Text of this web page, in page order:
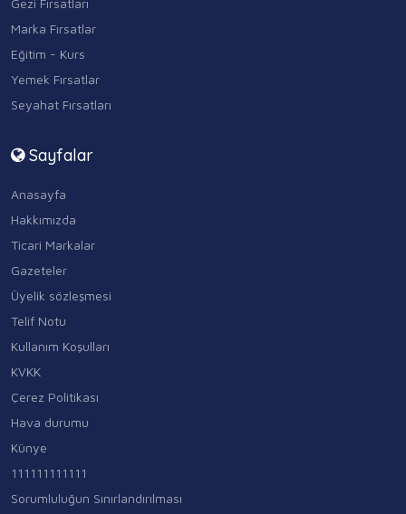
Gezi Fırsatları
Marka Fırsatlar
Eğitim - Kurs
Yemek Fırsatlar
Seyahat Fırsatları
Sayfalar
Anasayfa
Hakkımızda
Ticari Markalar
Gazeteler
Üyelik sözleşmesi
Telif Notu
Kullanım Koşulları
KVKK
Çerez Politikası
Hava durumu
Künye
111111111111
Sorumluluğun Sınırlandırılması